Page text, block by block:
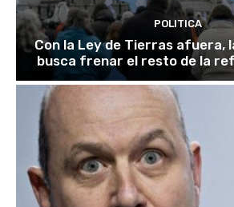
POLITICA
Con la Ley de Tierras afuera,
busca frenar el resto de la